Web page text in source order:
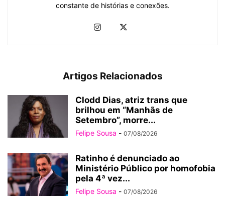
constante de histórias e conexões.
Artigos Relacionados
Clodd Dias, atriz trans que
brilhou em “Manhãs de
Setembro”, morre...
Felipe Sousa - 07/08/2026
Ratinho é denunciado ao
Ministério Público por homofobia
pela 4ª vez...
Felipe Sousa - 07/08/2026